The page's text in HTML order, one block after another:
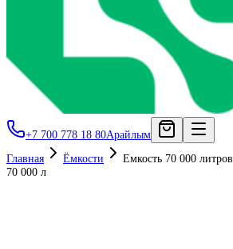
+7 700 778 18 80Арайлым
Главная
Ёмкости
Емкость 70 000 литров
70 000 л